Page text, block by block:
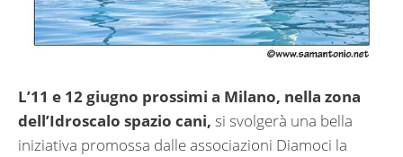
L’11 e 12 giugno prossimi a Milano, nella zona
dell’Idroscalo spazio cani, si svolgerà una bella
iniziativa promossa dalle associazioni Diamoci la